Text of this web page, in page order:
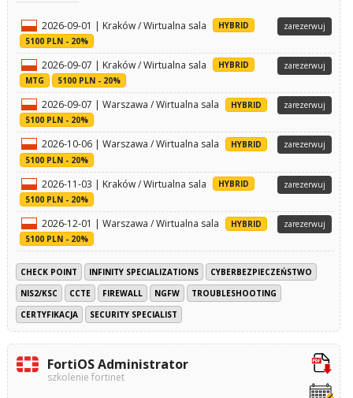
2026-09-01 | Kraków / Wirtualna sala
HYBRID
5100 PLN - 20%
zarezerwuj
2026-09-07 | Kraków / Wirtualna sala
HYBRID
MTG
5100 PLN - 20%
zarezerwuj
2026-09-07 | Warszawa / Wirtualna sala
HYBRID
5100 PLN - 20%
zarezerwuj
2026-10-06 | Warszawa / Wirtualna sala
HYBRID
5100 PLN - 20%
zarezerwuj
2026-11-03 | Kraków / Wirtualna sala
HYBRID
5100 PLN - 20%
zarezerwuj
2026-12-01 | Warszawa / Wirtualna sala
HYBRID
5100 PLN - 20%
zarezerwuj
CHECK POINT INFINITY SPECIALIZATIONS
CYBERBEZPIECZEŃSTWO
NIS2/KSC
CCTE FIREWALL NGFW
TROUBLESHOOTING
CERTYFIKACJA
SECURITY SPECIALIST
FortiOS Administrator
szkolenie fortinet